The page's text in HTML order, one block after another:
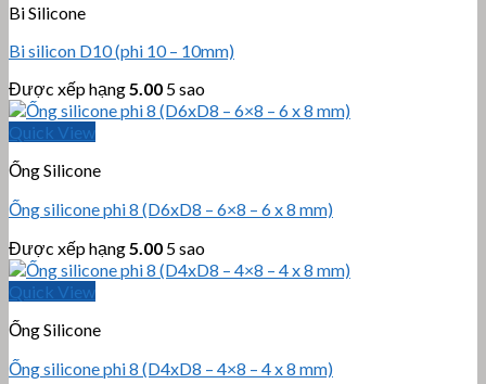
Bi Silicone
Bi silicon D10 (phi 10 – 10mm)
Được xếp hạng 5.00 5 sao
Quick View
Ống Silicone
Ống silicone phi 8 (D6xD8 – 6×8 – 6 x 8 mm)
Được xếp hạng 5.00 5 sao
Quick View
Ống Silicone
Ống silicone phi 8 (D4xD8 – 4×8 – 4 x 8 mm)